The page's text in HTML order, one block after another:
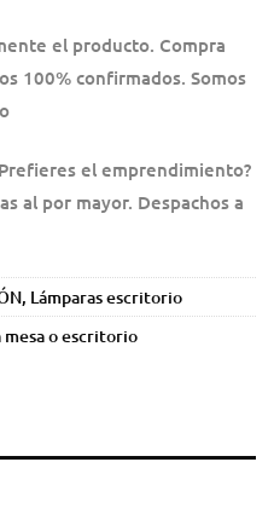
el producto. Compra
100% confirmados. Somos
el emprendimiento?
al por mayor. Despachos a
, Lámparas escritorio
mesa o escritorio